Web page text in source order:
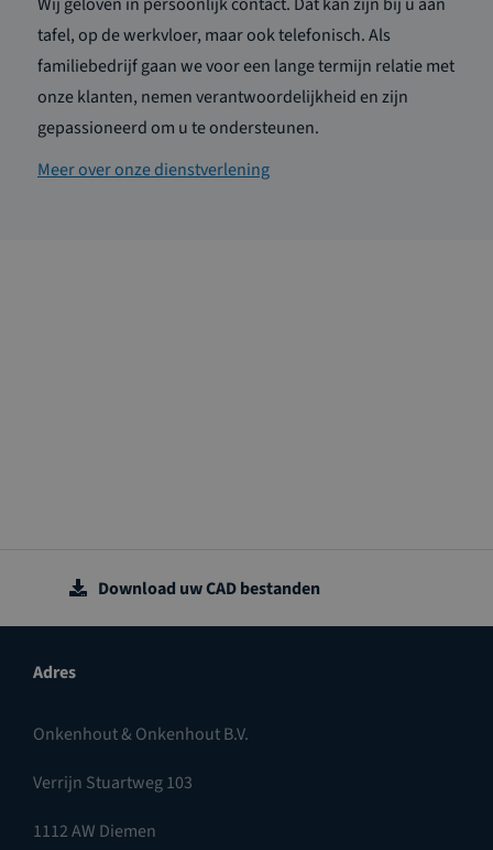
tafel, op de werkvloer, maar ook telefonisch. Als
familiebedrijf gaan we voor een lange termijn relatie met
onze klanten, nemen verantwoordelijkheid en zijn
gepassioneerd om u te ondersteunen.
Meer over onze dienstverlening
Download uw CAD bestanden
Adres
Onkenhout & Onkenhout B.V.
Verrijn Stuartweg 103
1112 AW Diemen